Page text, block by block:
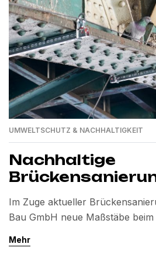
UMWELTSCHUTZ & NACHHALTIGKEIT
Nachhaltige
GmbH schützt
Vogelarten
Im Zuge aktueller
Bau GmbH neue Maßstäbe
sichere Nistplätze und sorgen
Mehr